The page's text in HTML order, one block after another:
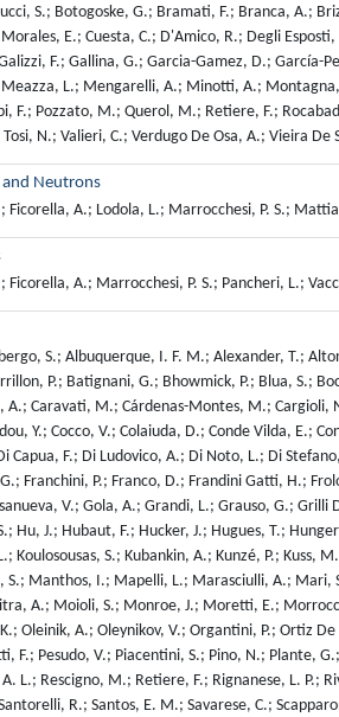
S.; Botogoske, G.; Bramati, F.; Branca, A.;
E.; Cuesta, C.; D'Amico, R.; Degli
F.; Gallina, G.; Garcia-Gamez, D.;
L.; Mengarelli, A.; Minotti, A.;
Pozzato, M.; Querol, M.; Retiere, F.;
N.; Valieri, C.; Verdugo De Osa, A.; Vieira
and Neutrons
A.; Lodola, L.; Marrocchesi, P. S.;
A.; Marrocchesi, P. S.; Pancheri, L.;
S.; Albuquerque, I. F. M.; Alexander, T.;
P.; Batignani, G.; Bhowmick, P.; Blua, S.;
Caravati, M.; Cárdenas-Montes, M.; Cargioli,
Y.; Cocco, V.; Colaiuda, D.; Conde Vilda, E.;
F.; Di Ludovico, A.; Di Noto, L.; Di
Franchini, P.; Franco, D.; Frandini Gatti, H.;
V.; Gola, A.; Grandi, L.; Grauso, G.;
J.; Hubaut, F.; Hucker, J.; Hugues, T.;
S.; Kubankin, A.; Kunzé, P.;
Manthos, I.; Mapelli, L.; Marasciulli, A.;
A.; Moioli, S.; Monroe, J.; Moretti, E.;
Oleinik, A.; Oleynikov, V.; Organtini, P.; Ortiz
F.; Pesudo, V.; Piacentini, S.; Pino, N.;
L.; Rescigno, M.; Retiere, F.; Rignanese, L.
R.; Santos, E. M.; Savarese, C.;